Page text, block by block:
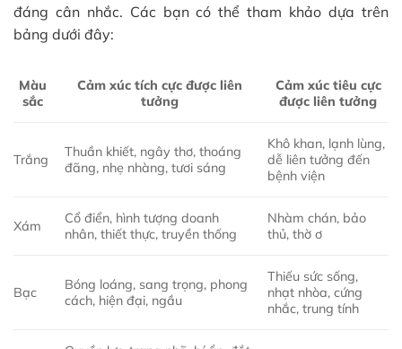
đáng cân nhắc. Các bạn có thể tham khảo dựa trên
bảng dưới đây:
Màu
sắc
Cảm xúc tích cực được liên
tưởng
Cảm xúc tiêu cực
được liên tưởng
Trắng
Thuần khiết, ngây thơ, thoáng
đãng, nhẹ nhàng, tươi sáng
Khô khan, lạnh lùng,
dễ liên tưởng đến
bệnh viện
Xám
Cổ điển, hình tượng doanh
nhân, thiết thực, truyền thống
Nhàm chán, bảo
thủ, thờ ơ
Bạc
Bóng loáng, sang trọng, phong
cách, hiện đại, ngầu
Thiếu sức sống,
nhạt nhòa, cứng
nhắc, trung tính